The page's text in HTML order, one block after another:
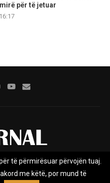
për të jetuar
Marketing
Policy
të përmirësuar përvojën tuaj.
me këtë, por mund të